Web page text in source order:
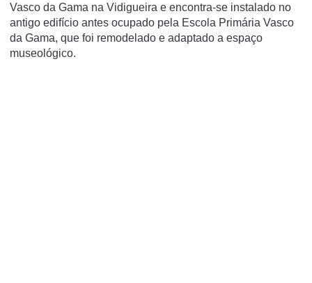
Vasco da Gama na Vidigueira e encontra-se instalado no
antigo edifí­cio antes ocupado pela Escola Primária Vasco
da Gama, que foi remodelado e adaptado a espaço
museológico.